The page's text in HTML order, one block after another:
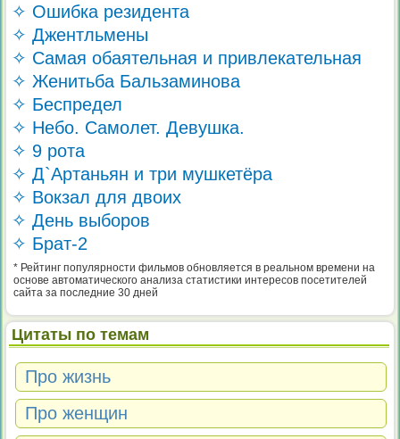
✧ Ошибка резидента
✧ Джентльмены
✧ Самая обаятельная и привлекательная
✧ Женитьба Бальзаминова
✧ Беспредел
✧ Небо. Самолет. Девушка.
✧ 9 рота
✧ Д`Артаньян и три мушкетёра
✧ Вокзал для двоих
✧ День выборов
✧ Брат-2
* Рейтинг популярности фильмов обновляется в реальном времени на
основе автоматического анализа статистики интересов посетителей
сайта за последние 30 дней
Цитаты по темам
Про жизнь
Про женщин